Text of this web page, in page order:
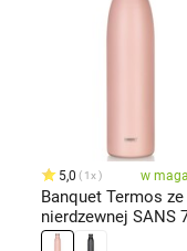
5,0 1x w
Banquet Termos
nierdzewnej SANS
ml, łososiowy